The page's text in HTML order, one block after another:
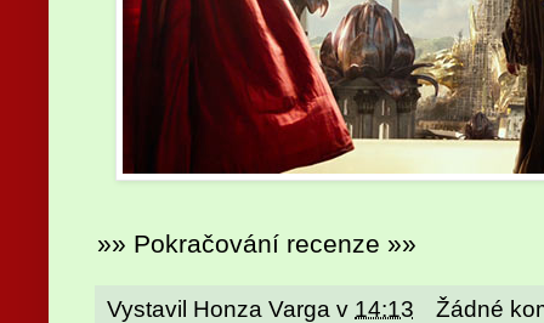
»» Pokračování recenze »»
Vystavil Honza Varga v 14:13
Žádné